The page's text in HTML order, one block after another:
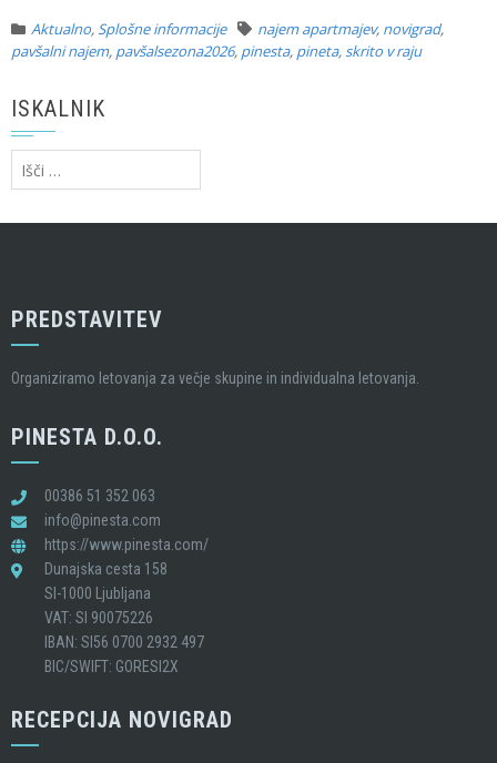
Aktualno,Splošne informacije najem apartmajev, novigrad,
pavšalni najem, pavšalsezona2026, pinesta, pineta,skrito v raju
ISKALNIK
PREDSTAVITEV
Organiziramo letovanja za večje skupine in individualna letovanja.
PINESTA D.O.O.
00386 51 352 063
info@pinesta.com
https://www.pinesta.com/
Dunajska cesta 158
SI-1000 Ljubljana
VAT: SI 90075226
IBAN: SI56 0700 2932 497
BIC/SWIFT: GORESI2X
RECEPCIJA NOVIGRAD